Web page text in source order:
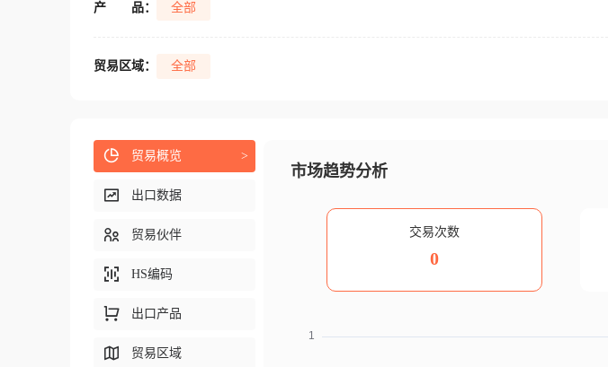
产 品： 全部
贸易区域： 全部
市场趋势分析
交易次数
0
贸易概览 >
出口数据
贸易伙伴
HS编码
出口产品
贸易区域